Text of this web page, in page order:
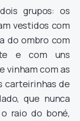
grupos: os
vestidos com
do ombro com
e com uns
vinham com as
carteirinhas de
que nunca
raio do boné,